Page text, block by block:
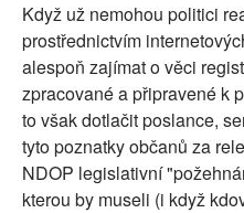
Když už nemohou politici
prostřednictvím
alespoň zajímat o věci
zpracované a připravené k
to však dotlačit poslance,
tyto poznatky občanů za
NDOP legislativní
kterou by museli (i když